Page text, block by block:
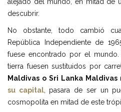
alejado del mundo, en mitad de
descubrir.
No obstante, todo cambió
República Independiente de
fuese encontrado por el
tierra fuesen sustituidos por
Maldivas o Sri Lanka
su capital, pasara de ser un
cosmopolita en mitad de este